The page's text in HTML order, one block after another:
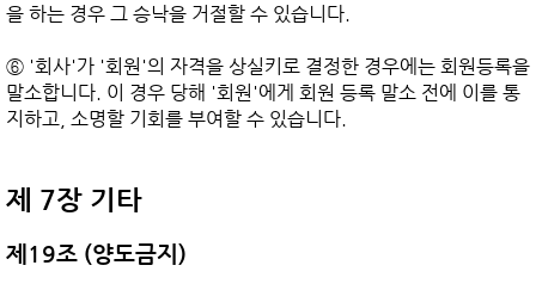
을 하는 경우 그 승낙을 거절할 수 있습니다.
⑥ '회사'가 '회원'의 자격을 상실키로 결정한 경우에는 회원등록을
말소합니다. 이 경우 당해 '회원'에게 회원 등록 말소 전에 이를 통
지하고, 소명할 기회를 부여할 수 있습니다.
제 7장 기타
제19조 (양도금지)